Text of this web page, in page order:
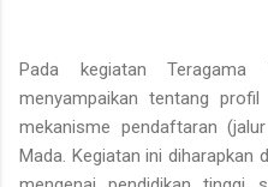
Pada kegiatan
menyampaikan tentang
mekanisme pendaftaran
Mada. Kegiatan ini